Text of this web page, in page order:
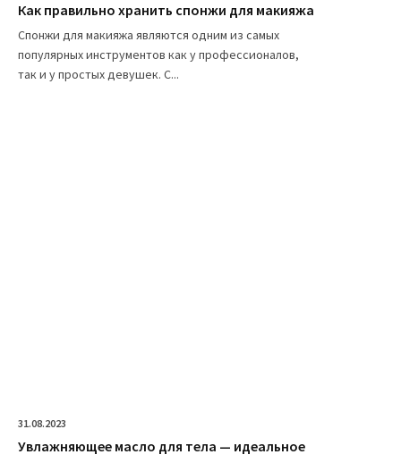
Как правильно хранить спонжи для макияжа
Спонжи для макияжа являются одним из самых
популярных инструментов как у профессионалов,
так и у простых девушек. С...
31.08.2023
Увлажняющее масло для тела — идеальное